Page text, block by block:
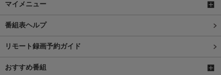
マイメニュー
番組表ヘルプ
リモート録画予約ガイド
おすすめ番組